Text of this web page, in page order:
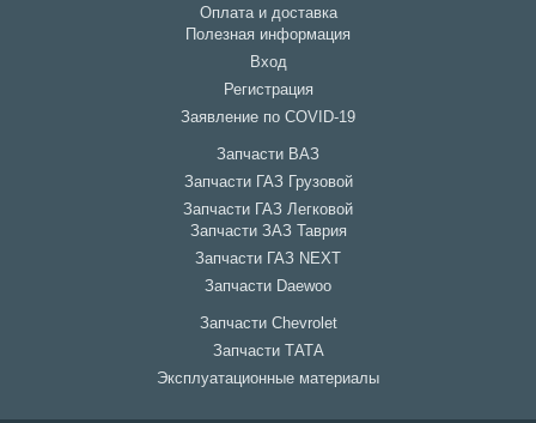
Оплата и доставка
Полезная информация
Вход
Регистрация
Заявление по COVID-19
Запчасти ВАЗ
Запчасти ГАЗ Грузовой
Запчасти ГАЗ Легковой
Запчасти ЗАЗ Таврия
Запчасти ГАЗ NEXT
Запчасти Daewoo
Запчасти Chevrolet
Запчасти ТАТА
Эксплуатационные материалы